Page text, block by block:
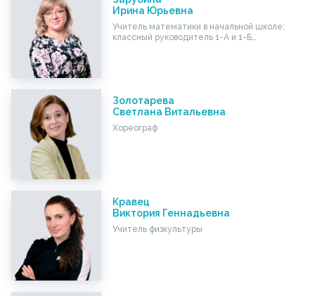
Ирина Юрьевна
Учитель математики в начальной школе;
классный руководитель 1-А и 1-Б…
Золотарева
Светлана Витальевна
Хореограф
Кравец
Виктория Геннадьевна
Учитель физкультуры